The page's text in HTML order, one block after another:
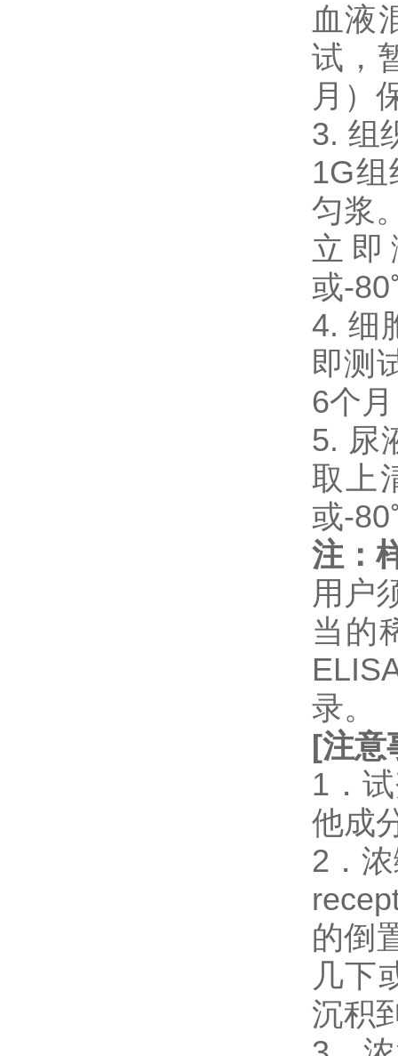
血液
试，
月）
3. 组
1G
匀浆
立
或-
4. 细
即测
6个
5. 尿
取上
或-
注：
用户
当的
录。
[注意
1．
他成
2．
的倒
几下
沉积